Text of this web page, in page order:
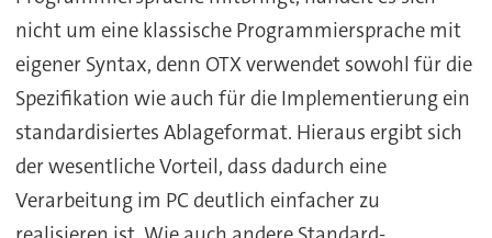
nicht um eine klassische Programmiersprache mit
eigener Syntax, denn OTX verwendet sowohl für die
Spezifikation wie auch für die Implementierung ein
standardisiertes Ablageformat. Hieraus ergibt sich
der wesentliche Vorteil, dass dadurch eine
Verarbeitung im PC deutlich einfacher zu